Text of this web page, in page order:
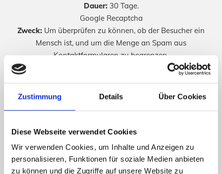
Zustimmung Details Über Cookies
Diese Webseite verwendet Cookies
Wir verwenden Cookies, um Inhalte und Anzeigen zu
personalisieren, Funktionen für soziale Medien anbieten
zu können und die Zugriffe auf unsere Website zu
Dauer: 30 Tage.
Google Recaptcha
Zweck: Um überprüfen zu können, ob der Besucher ein
Mensch ist, und um die Menge an Spam aus
Kontaktformularen zu begrenzen.
Besucher die Website nutzen, z. B. welche Seiten sie
Keine dieser Informationen kann zur Identifizierung von
Besuchern verwendet werden, da alle Daten anonymisiert